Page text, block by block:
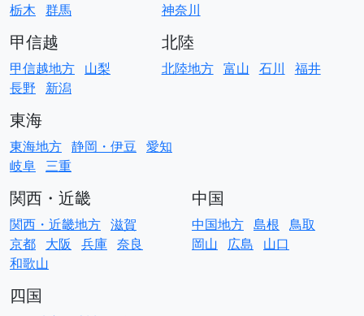
栃木 群馬
神奈川
甲信越
甲信越地方 山梨
長野
新潟
北陸
北陸地方 富山 石川 福井
東海
東海地方 静岡・伊豆 愛知
岐阜 三重
関西・近畿
関西・近畿地方 滋賀
京都 大阪 兵庫 奈良
和歌山
中国
中国地方 島根 鳥取
岡山
広島 山口
四国